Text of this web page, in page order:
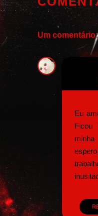
Um comentário:
Eu
Ficou